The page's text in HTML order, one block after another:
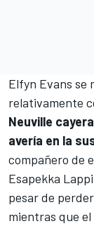
Elfyn Evans se
relativamente
Neuville
avería en la
compañero de
Esapekka Lappi
pesar de
mientras que el